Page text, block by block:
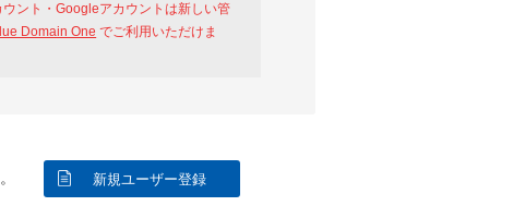
ント・Googleアカウントは新しい管
Domain One でご利用いただけま
新規ユーザー登録